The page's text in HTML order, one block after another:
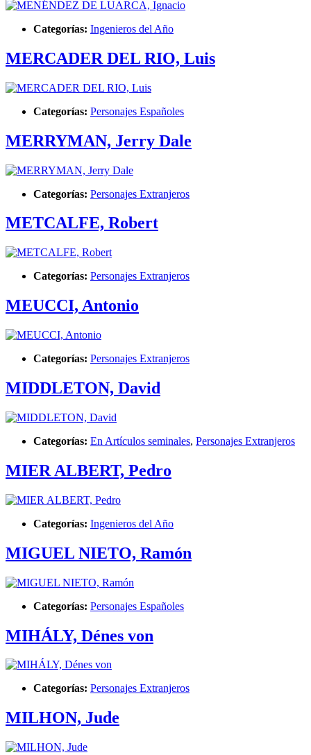
Categorías: Ingenieros del Año
MERCADER DEL RIO, Luis
Categorías: Personajes Españoles
MERRYMAN, Jerry Dale
Categorías: Personajes Extranjeros
METCALFE, Robert
Categorías: Personajes Extranjeros
MEUCCI, Antonio
Categorías: Personajes Extranjeros
MIDDLETON, David
Categorías: En Artículos seminales, Personajes Extranjeros
MIER ALBERT, Pedro
Categorías: Ingenieros del Año
MIGUEL NIETO, Ramón
Categorías: Personajes Españoles
MIHÁLY, Dénes von
Categorías: Personajes Extranjeros
MILHON, Jude